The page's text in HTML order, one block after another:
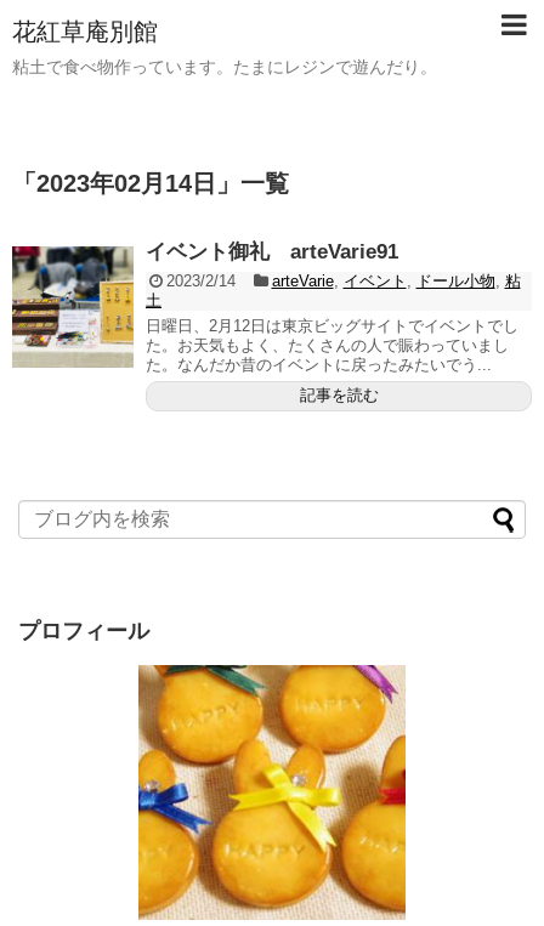
花紅草庵別館
粘土で食べ物作っています。たまにレジンで遊んだり。
「 2023年02月14日 」 一覧
イベント御礼 arteVarie91
2023/2/14 arteVarie, イベント ドール小物 粘
土
日曜日、2月12日は東京ビッグサイトでイベントでし
た。お天気もよく、たくさんの人で賑わっていまし
た。なんだか昔のイベントに戻ったみたいでう...
記事を読む
プロフィール